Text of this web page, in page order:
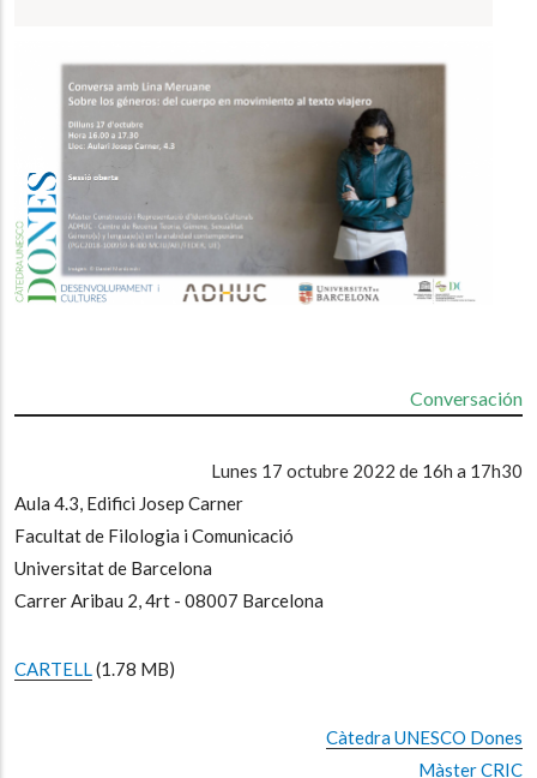
Conversación
Lunes 17 octubre 2022 de 16h a 17h30
Aula 4.3, Edifici Josep Carner
Facultat de Filologia i Comunicació
Universitat de Barcelona
Carrer Aribau 2, 4rt - 08007 Barcelona
CARTELL(1.78 MB)
Càtedra UNESCO Dones
Màster CRIC